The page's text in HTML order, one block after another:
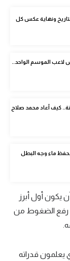
أول للتاريخ ونهاية عكس كل
ليس لاعب الموسم الواحد..
كيف أعاد محمد صلاح
يكون أول أبرز
رفع الضغوط من
يعلمون قدراته